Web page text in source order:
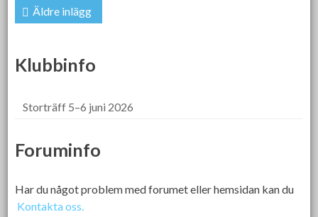
Inläggsnavigering
Äldre inlägg
Klubbinfo
Storträff 5–6 juni 2026
Foruminfo
Har du något problem med forumet eller hemsidan kan du
Kontakta oss.